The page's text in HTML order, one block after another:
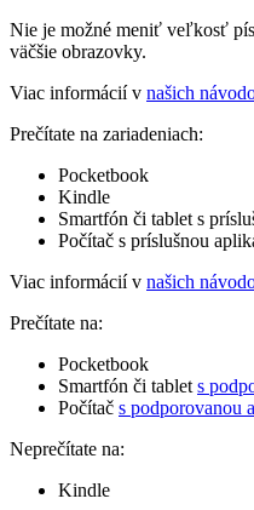
Nie je možné meniť veľkosť
väčšie obrazovky.
Viac informácií v našich
Prečítate na zariadeniach:
Pocketbook
Kindle
Smartfón či tablet s
Počítač s príslušnou
Viac informácií v našich
Prečítate na:
Pocketbook
Smartfón či tablet s
Počítač s podporovanou
Neprečítate na:
Kindle